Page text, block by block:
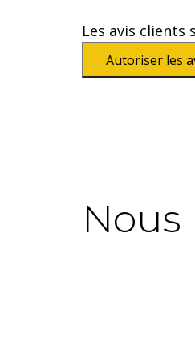
votre
Les avis clients
Autoriser les
Nous